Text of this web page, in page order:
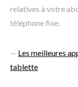
relatives à votre
téléphone fixe.
— Les meilleures
tablette